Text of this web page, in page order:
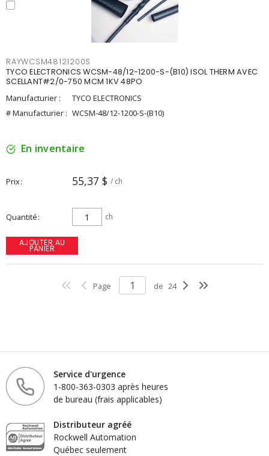
RAYWCSM48121200S
TYCO ELECTRONICS WCSM-48/12-1200-S-(B10) ISOL THERM AVEC
SCELLANT#2/0-750 MCM 1KV 48PO
Manufacturier :
TYCO ELECTRONICS
# Manufacturier : WCSM-48/12-1200-S-(B10)
En inventaire
Prix 55,37 $ / ch
Quantité ch
AJOUTER AU
PANIER
Page de 24
Service d'urgence
1-800-363-0303 après heures
de bureau (frais applicables)
Distributeur agréé
Rockwell Automation
Québec seulement